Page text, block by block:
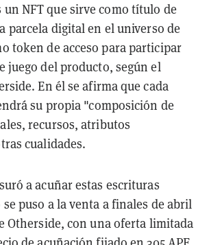
un NFT que sirve como título de
parcela digital en el universo de
token de acceso para participar
juego del producto, según el
En él se afirma que cada
su propia "composición de
recursos, atributos
cualidades.
a acuñar estas escrituras
puso a la venta a finales de abril
Otherside, con una oferta limitada